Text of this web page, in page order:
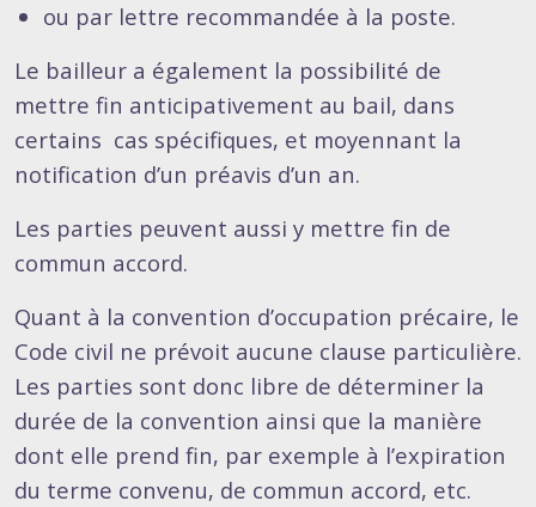
ou par lettre recommandée à la poste.
Le bailleur a également la possibilité de
mettre fin anticipativement au bail, dans
certains cas spécifiques, et moyennant la
notification d’un préavis d’un an.
Les parties peuvent aussi y mettre fin de
commun accord.
Quant à la convention d’occupation précaire, le
Code civil ne prévoit aucune clause particulière.
Les parties sont donc libre de déterminer la
durée de la convention ainsi que la manière
dont elle prend fin, par exemple à l’expiration
du terme convenu, de commun accord, etc.